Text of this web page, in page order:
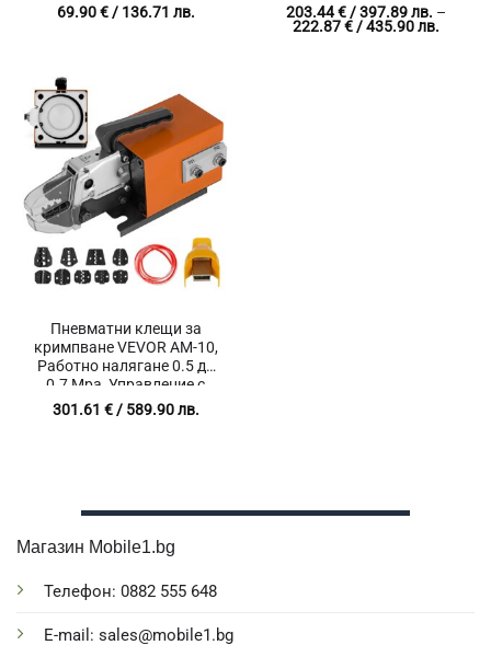
69.90€/ 136.71 лв.
Оценено с
5от 5
203.44€/ 397.89 лв. –
222.87€/ 435.90 лв.
Пневматни клещи за
кримпване VEVOR AM-10,
Работно налягане 0.5 до
0.7 Mpa, Управление с
крачен педал, CE
сертификат
301.61 €/ 589.90 лв.
Магазин Mobile1.bg
Телефон: 0882 555 648
E-mail: sales@mobile1.bg